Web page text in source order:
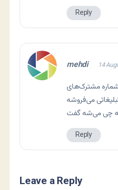
Reply
mehdi 14
شماره مشترک‌های
می‌فروشه
چی می‌شه گفت
Reply
Leave a Reply